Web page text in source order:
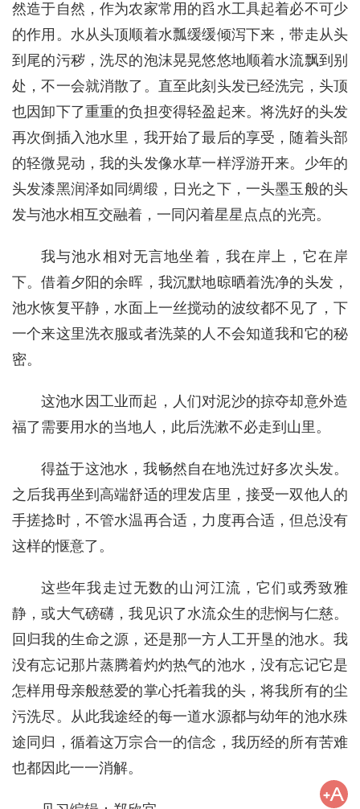
然造于自然，作为农家常用的舀水工具起着必不可少
的作用。水从头顶顺着水瓢缓缓倾泻下来，带走从头
到尾的污秽，洗尽的泡沫晃晃悠悠地顺着水流飘到别
处，不一会就消散了。直至此刻头发已经洗完，头顶
也因卸下了重重的负担变得轻盈起来。将洗好的头发
再次倒插入池水里，我开始了最后的享受，随着头部
的轻微晃动，我的头发像水草一样浮游开来。少年的
头发漆黑润泽如同绸缎，日光之下，一头墨玉般的头
发与池水相互交融着，一同闪着星星点点的光亮。
我与池水相对无言地坐着，我在岸上，它在岸
下。借着夕阳的余晖，我沉默地晾晒着洗净的头发，
池水恢复平静，水面上一丝搅动的波纹都不见了，下
一个来这里洗衣服或者洗菜的人不会知道我和它的秘
密。
这池水因工业而起，人们对泥沙的掠夺却意外造
福了需要用水的当地人，此后洗漱不必走到山里。
得益于这池水，我畅然自在地洗过好多次头发。
之后我再坐到高端舒适的理发店里，接受一双他人的
手搓捻时，不管水温再合适，力度再合适，但总没有
这样的惬意了。
这些年我走过无数的山河江流，它们或秀致雅
静，或大气磅礴，我见识了水流众生的悲悯与仁慈。
回归我的生命之源，还是那一方人工开垦的池水。我
没有忘记那片蒸腾着灼灼热气的池水，没有忘记它是
怎样用母亲般慈爱的掌心托着我的头，将我所有的尘
污洗尽。从此我途经的每一道水源都与幼年的池水殊
途同归，循着这万宗合一的信念，我历经的所有苦难
也都因此一一消解。